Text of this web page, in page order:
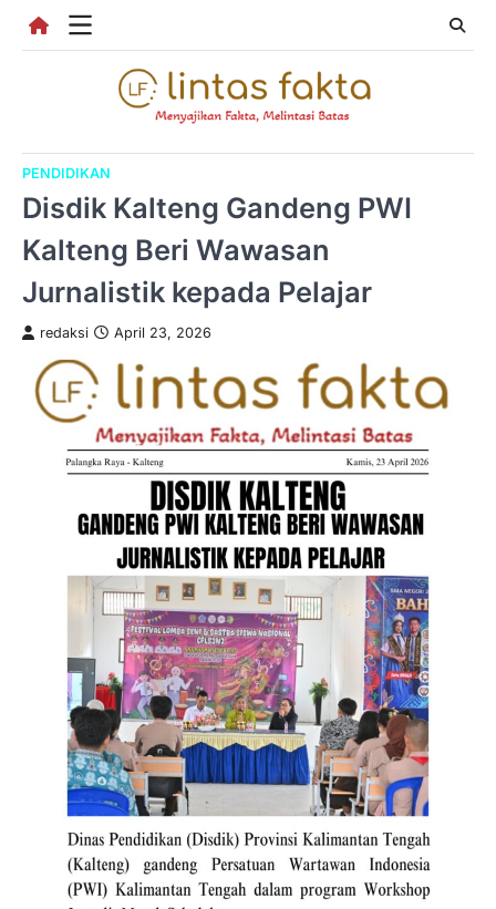
PENDIDIKAN
Disdik Kalteng Gandeng PWI
Kalteng Beri Wawasan
Jurnalistik kepada Pelajar
redaksi April 23, 2026